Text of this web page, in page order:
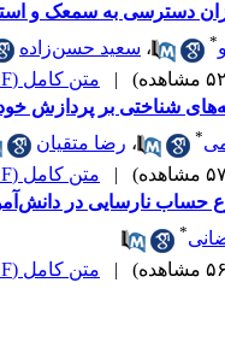
دسترسی به سمعک و
* ، سعید حسن‌زاده
| متن کامل (PDF)
شناختی بر پردازش
* ، رضا متقیان
| متن کامل (PDF)
حساب نارسایی در
*
| متن کامل (PDF)